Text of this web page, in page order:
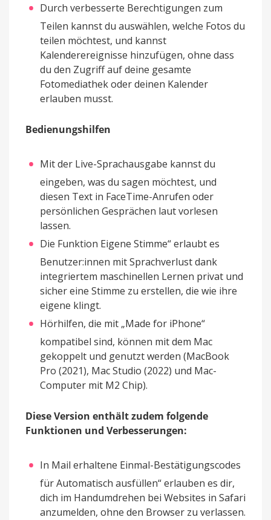
Durch verbesserte Berechtigungen zum
Teilen kannst du auswählen, welche Fotos du
teilen möchtest, und kannst
Kalenderereignisse hinzufügen, ohne dass
du den Zugriff auf deine gesamte
Fotomediathek oder deinen Kalender
erlauben musst.
Bedienungshilfen
Mit der Live-Sprachausgabe kannst du
eingeben, was du sagen möchtest, und
diesen Text in FaceTime-Anrufen oder
persönlichen Gesprächen laut vorlesen
lassen.
Die Funktion Eigene Stimme“ erlaubt es
Benutzer:innen mit Sprachverlust dank
integriertem maschinellen Lernen privat und
sicher eine Stimme zu erstellen, die wie ihre
eigene klingt.
Hörhilfen, die mit „Made for iPhone“
kompatibel sind, können mit dem Mac
gekoppelt und genutzt werden (MacBook
Pro (2021), Mac Studio (2022) und Mac-
Computer mit M2 Chip).
Diese Version enthält zudem folgende
Funktionen und Verbesserungen:
In Mail erhaltene Einmal-Bestätigungscodes
für Automatisch ausfüllen“ erlauben es dir,
dich im Handumdrehen bei Websites in Safari
anzumelden, ohne den Browser zu verlassen.